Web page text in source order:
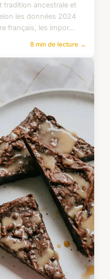
tradition ancestrale et
les données 2024
français, les impor...
8 min de lecture →